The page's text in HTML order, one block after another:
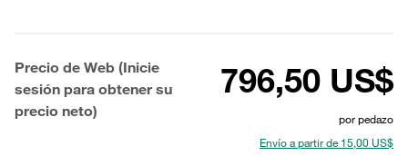
Precio de Web (Inicie
sesión para obtener su
precio neto)
796,50 US$
por pedazo
Envío a partir de 15,00 US$